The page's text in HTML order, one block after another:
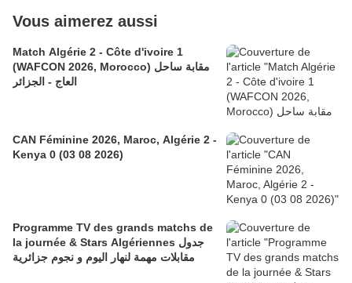
Vous aimerez aussi
Match Algérie 2 - Côte d'ivoire 1
(WAFCON 2026, Morocco) مقابة ساحل
العاج - الجزائر
CAN Féminine 2026, Maroc, Algérie 2 -
Kenya 0 (03 08 2026)
Programme TV des grands matchs de
la journée & Stars Algériennes جدول
مقابلات مهمة لنهار اليوم و نجوم جزائرية